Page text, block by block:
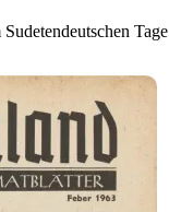
Tage